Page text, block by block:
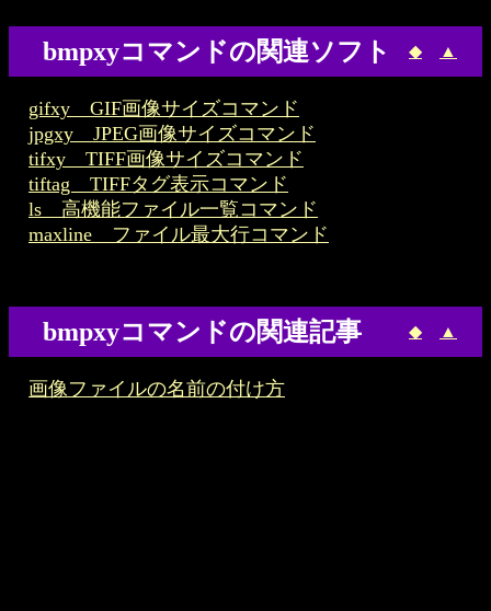
bmpxyコマンドの関連ソフト ◆ ▲
gifxy GIF画像サイズコマンド
jpgxy JPEG画像サイズコマンド
tifxy TIFF画像サイズコマンド
tiftag TIFFタグ表示コマンド
ls 高機能ファイル一覧コマンド
maxline ファイル最大行コマンド
bmpxyコマンドの関連記事 ◆ ▲
画像ファイルの名前の付け方